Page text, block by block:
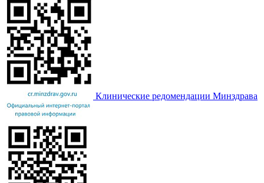
Клинические редомендации Минздрава